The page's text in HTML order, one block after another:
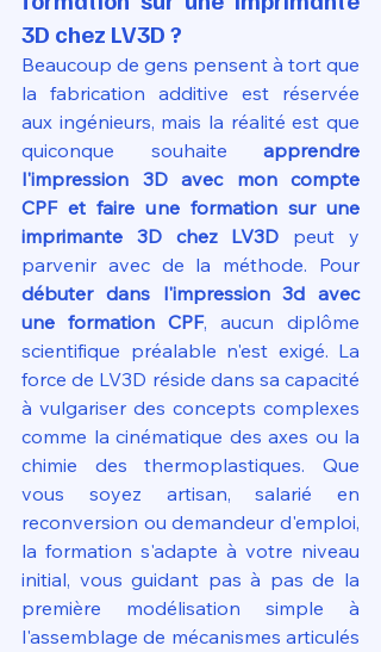
3D chez LV3D ?
Beaucoup de gens pensent à tort que
la fabrication additive est réservée
aux ingénieurs, mais la réalité est que
quiconque souhaite apprendre
l'impression 3D avec mon compte
CPF et faire une formation sur une
imprimante 3D chez LV3D peut y
débuter dans l'impression 3d avec
une formation CPF, aucun diplôme
scientifique préalable n'est exigé. La
force de LV3D réside dans sa capacité
à vulgariser des concepts complexes
comme la cinématique des axes ou la
chimie des thermoplastiques. Que
vous soyez artisan, salarié en
reconversion ou demandeur d'emploi,
la formation s'adapte à votre niveau
initial, vous guidant pas à pas de la
première modélisation simple à
l'assemblage de mécanismes articulés